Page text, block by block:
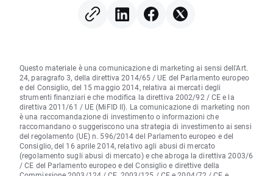
Hathaway
Questo materiale è una comunicazione di marketing ai sensi dell'Art.
24, paragrafo 3, della direttiva 2014/65 / UE del Parlamento europeo
e del Consiglio, del 15 maggio 2014, relativa ai mercati degli
strumenti finanziari e che modifica la direttiva 2002/92 / CE e la
direttiva 2011/61 / UE (MiFID II). La comunicazione di marketing non
è una raccomandazione di investimento o informazioni che
raccomandano o suggeriscono una strategia di investimento ai sensi
del regolamento (UE) n. 596/2014 del Parlamento europeo e del
Consiglio, del 16 aprile 2014, relativo agli abusi di mercato
(regolamento sugli abusi di mercato) e che abroga la direttiva 2003/6
/ CE del Parlamento europeo e del Consiglio e direttive della